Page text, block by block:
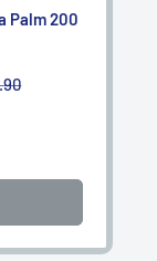
Palm 200